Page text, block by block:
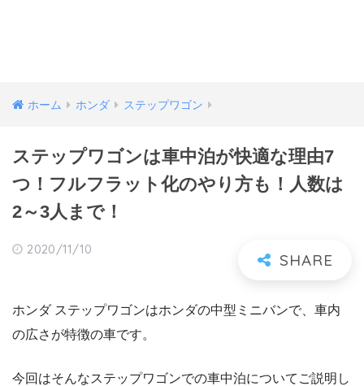
ホーム ホンダ ステップワゴン
ステップワゴンは車中泊が快適な理由7
つ！フルフラット化のやり方も！人数は
2～3人まで！
2020/11/10
ホンダ ステップワゴンはホンダの中型ミニバンで、車内
の広さが特徴の車です。
今回はそんなステップワゴンでの車中泊についてご説明し